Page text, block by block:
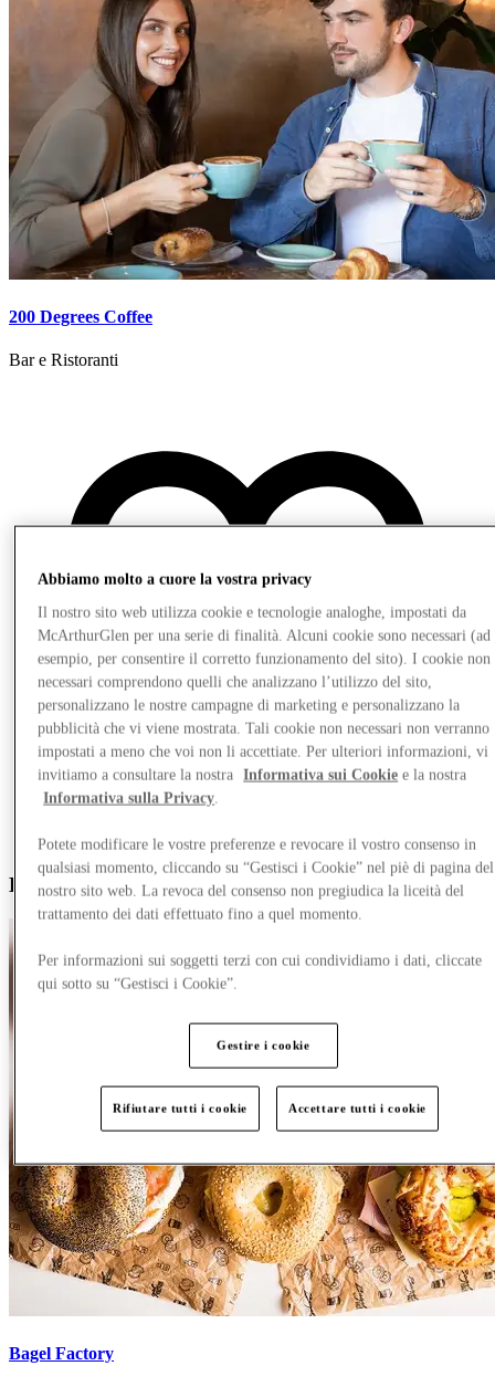
200 Degrees Coffee
Bar e Ristoranti
B
Bagel Factory
Abbiamo molto a cuore la vostra privacy
Il nostro sito web utilizza cookie e tecnologie analoghe, impostati da
McArthurGlen per una serie di finalità. Alcuni cookie sono necessari (ad
esempio, per consentire il corretto funzionamento del sito). I cookie non
necessari comprendono quelli che analizzano l’utilizzo del sito,
personalizzano le nostre campagne di marketing e personalizzano la
pubblicità che vi viene mostrata. Tali cookie non necessari non verranno
impostati a meno che voi non li accettiate. Per ulteriori informazioni, vi
invitiamo a consultare la nostra
Informativa sui Cookie e la nostra
Informativa sulla Privacy.
Potete modificare le vostre preferenze e revocare il vostro consenso in
qualsiasi momento, cliccando su “Gestisci i Cookie” nel piè di pagina del
nostro sito web. La revoca del consenso non pregiudica la liceità del
trattamento dei dati effettuato fino a quel momento.
Per informazioni sui soggetti terzi con cui condividiamo i dati, cliccate
qui sotto su “Gestisci i Cookie”.
Gestire i cookie
Rifiutare tutti i cookie Accettare tutti i cookie